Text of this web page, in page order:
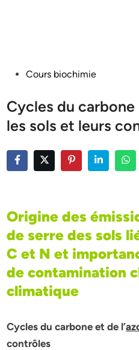
PostedCours biochimie
Cycles du carbone
les sols et leurs
Origine des
de serre des sols
C et N et
de contamination
climatique
Cycles du carbone et de l’
contrôles